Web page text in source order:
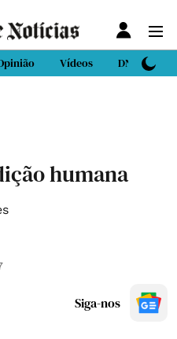
Vídeos DN Sport
humana
Siga-nos